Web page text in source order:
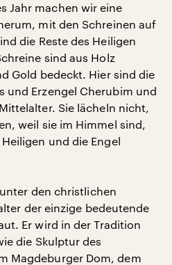
Jahr machen wir eine
mit den Schreinen auf
die Reste des Heiligen
sind aus Holz
Gold bedeckt. Hier sind die
und Erzengel Cherubim und
Sie lächeln nicht,
weil sie im Himmel sind,
und die Engel
den christlichen
der einzige bedeutende
Er wird in der Tradition
die Skulptur des
Magdeburger Dom, dem